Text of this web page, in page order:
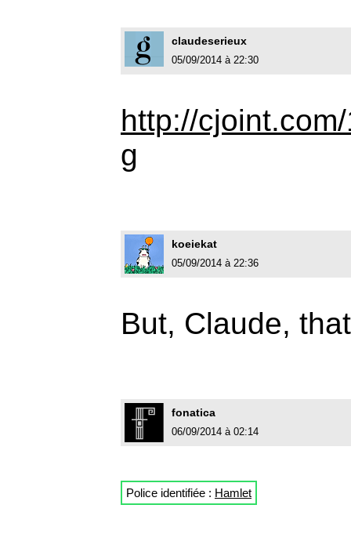
claudeserieux
05/09/2014 à 22:30
http://
g
koeiekat
05/09/2014 à 22:36
But, Claude,
fonatica
06/09/2014 à 02:14
Police identifiée : Hamlet